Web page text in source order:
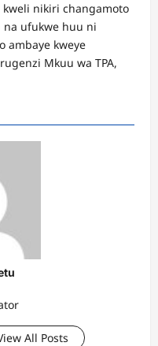
nikiri changamoto
ufukwe huu ni
ambaye kweye
Mkuu wa TPA,
All Posts